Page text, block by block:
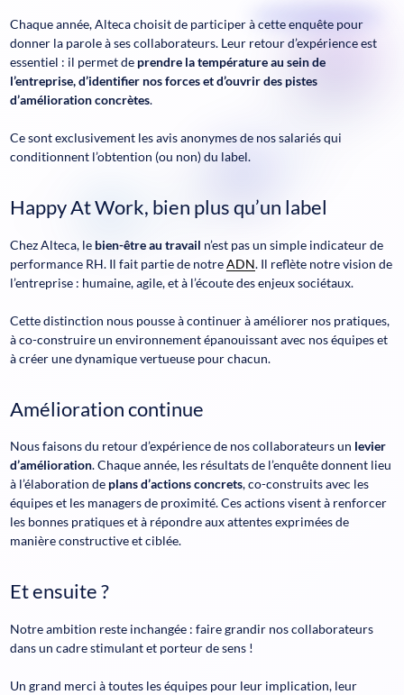
Chaque année, Alteca choisit de participer à cette enquête pour
donner la parole à ses collaborateurs. Leur retour d’expérience est
essentiel : il permet de prendre la température au sein de
l’entreprise, d’identifier nos forces et d’ouvrir des pistes
d’amélioration concrètes.
Ce sont exclusivement les avis anonymes de nos salariés qui
conditionnent l’obtention (ou non) du label.
Happy At Work, bien plus qu’un label
Chez Alteca, le bien-être au travail n’est pas un simple indicateur de
performance RH. Il fait partie de notreADN. Il reflète notre vision de
l’entreprise : humaine, agile, et à l’écoute des enjeux sociétaux.
Cette distinction nous pousse à continuer à améliorer nos pratiques,
à co-construire un environnement épanouissant avec nos équipes et
à créer une dynamique vertueuse pour chacun.
Amélioration continue
Nous faisons du retour d’expérience de nos collaborateurs un levier
d’amélioration. Chaque année, les résultats de l’enquête donnent lieu
à l’élaboration de plans d’actions concrets, co-construits avec les
équipes et les managers de proximité. Ces actions visent à renforcer
les bonnes pratiques et à répondre aux attentes exprimées de
manière constructive et ciblée.
Et ensuite ?
Notre ambition reste inchangée : faire grandir nos collaborateurs
dans un cadre stimulant et porteur de sens !
Un grand merci à toutes les équipes pour leur implication, leur